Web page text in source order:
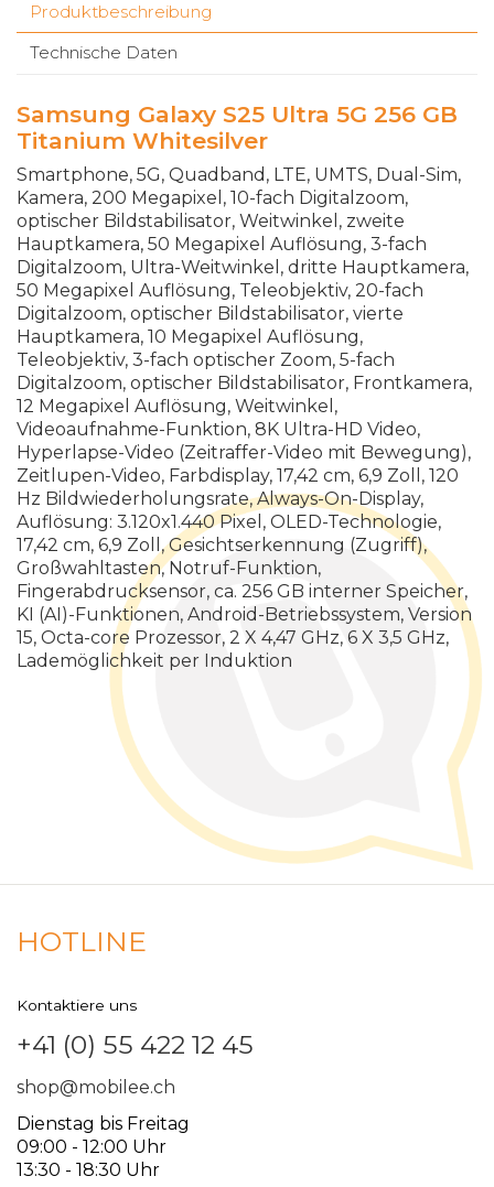
Produktbeschreibung
Technische Daten
Samsung Galaxy S25 Ultra 5G 256 GB
Titanium Whitesilver
Smartphone, 5G, Quadband, LTE, UMTS, Dual-Sim,
Kamera, 200 Megapixel, 10-fach Digitalzoom,
optischer Bildstabilisator, Weitwinkel, zweite
Hauptkamera, 50 Megapixel Auflösung, 3-fach
Digitalzoom, Ultra-Weitwinkel, dritte Hauptkamera,
50 Megapixel Auflösung, Teleobjektiv, 20-fach
Digitalzoom, optischer Bildstabilisator, vierte
Hauptkamera, 10 Megapixel Auflösung,
Teleobjektiv, 3-fach optischer Zoom, 5-fach
Digitalzoom, optischer Bildstabilisator, Frontkamera,
12 Megapixel Auflösung, Weitwinkel,
Videoaufnahme-Funktion, 8K Ultra-HD Video,
Hyperlapse-Video (Zeitraffer-Video mit Bewegung),
Zeitlupen-Video, Farbdisplay, 17,42 cm, 6,9 Zoll, 120
Hz Bildwiederholungsrate, Always-On-Display,
Auflösung: 3.120x1.440 Pixel, OLED-Technologie,
17,42 cm, 6,9 Zoll, Gesichtserkennung (Zugriff),
Großwahltasten, Notruf-Funktion,
Fingerabdrucksensor, ca. 256 GB interner Speicher,
KI (AI)-Funktionen, Android-Betriebssystem, Version
15, Octa-core Prozessor, 2 X 4,47 GHz, 6 X 3,5 GHz,
Lademöglichkeit per Induktion
HOTLINE
Kontaktiere uns
+41 (0) 55 422 12 45
shop@mobilee.ch
Dienstag bis Freitag
09:00 - 12:00 Uhr
13:30 - 18:30 Uhr